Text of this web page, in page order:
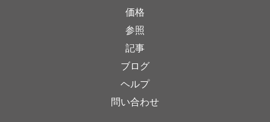
価格
参照
記事
ブログ
ヘルプ
問い合わせ